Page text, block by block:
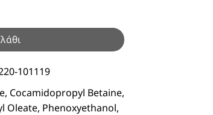
101119
Cocamidopropyl Betaine,
Oleate, Phenoxyethanol,